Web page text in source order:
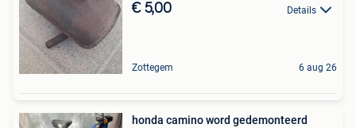
€ 5,00 Details
Zottegem 6 aug 26
honda camino word gedemonteerd